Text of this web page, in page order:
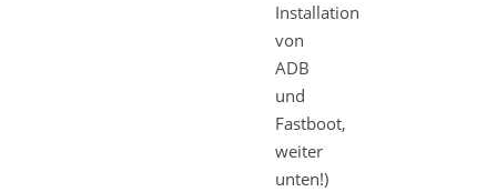
Installation
von
ADB
und
Fastboot,
weiter
unten!)